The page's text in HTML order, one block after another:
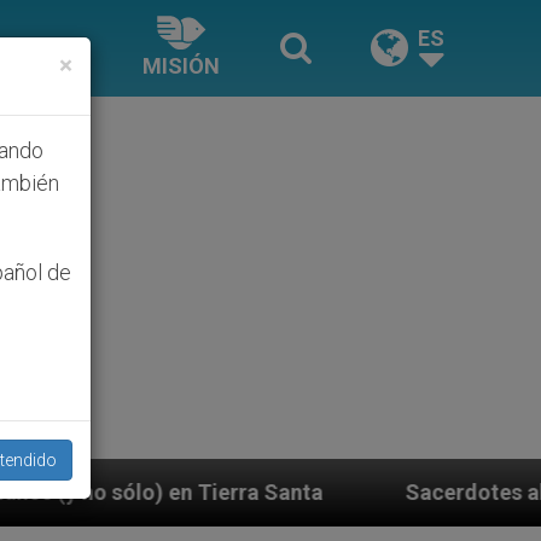
MISIÓN
ES
Santa Sacerdotes alemanes fieles al Papa
×
de